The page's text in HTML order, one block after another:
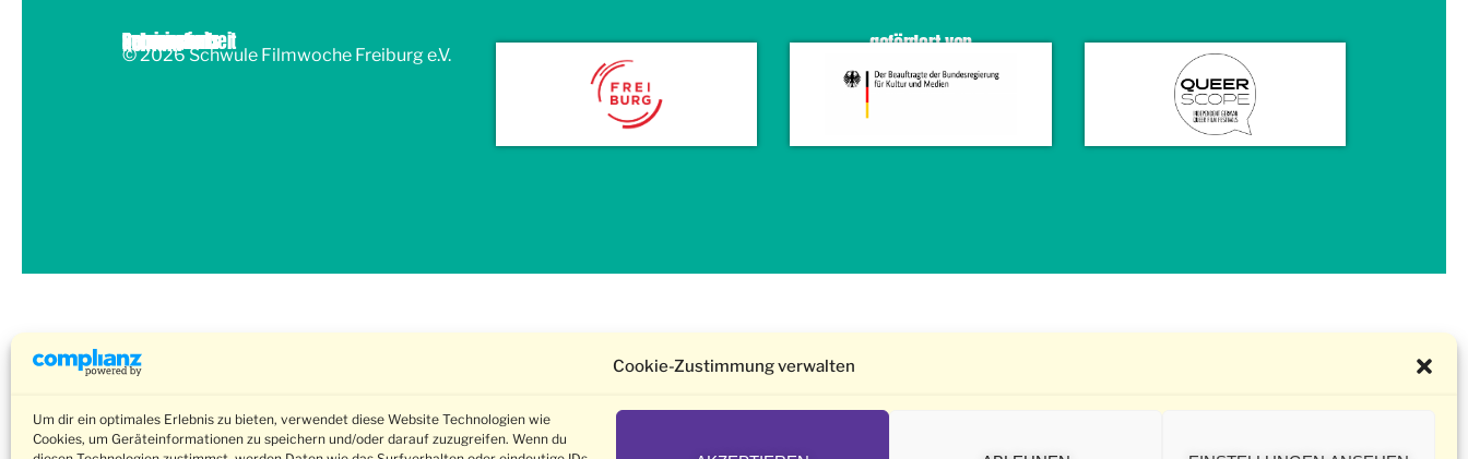
Cookie-Zustimmung verwalten
Um dir ein optimales Erlebnis zu bieten, verwendet diese Website Technologien wie
Cookies, um Geräteinformationen zu speichern und/oder darauf zuzugreifen. Wenn du
Kontakt
Submissions
Barrierefreiheit
Impressum
Datenschutz
© 2026 Schwule Filmwoche Freiburg e.V. gefördert von